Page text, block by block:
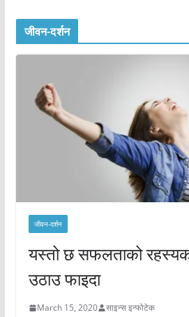
जीवन-दर्शन
जीवन-दर्शन
यस्तो छ सफलताको
उठाउ फाइदा
March 15, 2020 साइन्स इन्फोटेक